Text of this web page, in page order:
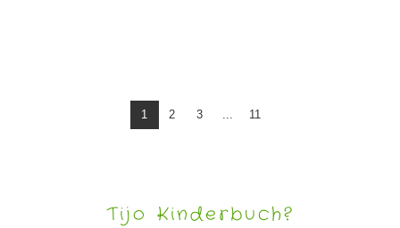
1 2 3 11
Tijo Kinderbuch?